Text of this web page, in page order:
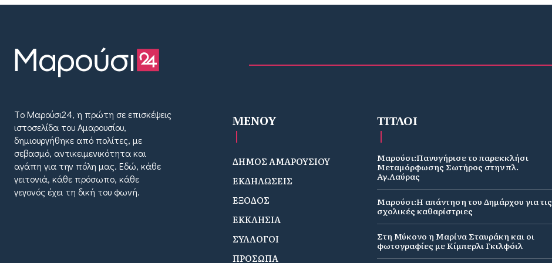
Tο Μαρούσι24, η πρώτη σε επισκέψεις
ιστοσελίδα του Αμαρουσίου,
δημιουργήθηκε από πολίτες, με
σεβασμό, αντικειμενικότητα και
αγάπη για την πόλη μας. Εδώ, κάθε
γειτονιά, κάθε πρόσωπο, κάθε
γεγονός έχει τη δική του φωνή.
MENOY
ΔΗΜΟΣ ΑΜΑΡΟΥΣΙΟΥ
ΕΚΔΗΛΩΣΕΙΣ
ΕΞΟΔΟΣ
ΕΚΚΛΗΣΙΑ
ΣΥΛΛΟΓΟΙ
ΠΡΟΣΩΠΑ
ΤΙΤΛΟΙ
Μαρούσι:Πανυγήρισε το παρεκκλήσι
Μεταμόρφωσης Σωτήρος στην πλ.
Αγ.Λαύρας
Μαρούσι:Η απάντηση του Δημάρχου για τις
σχολικές καθαρίστριες
Στη Μύκονο η Μαρίνα Σταυράκη και οι
φωτογραφίες με Κίμπερλι Γκιλφόιλ